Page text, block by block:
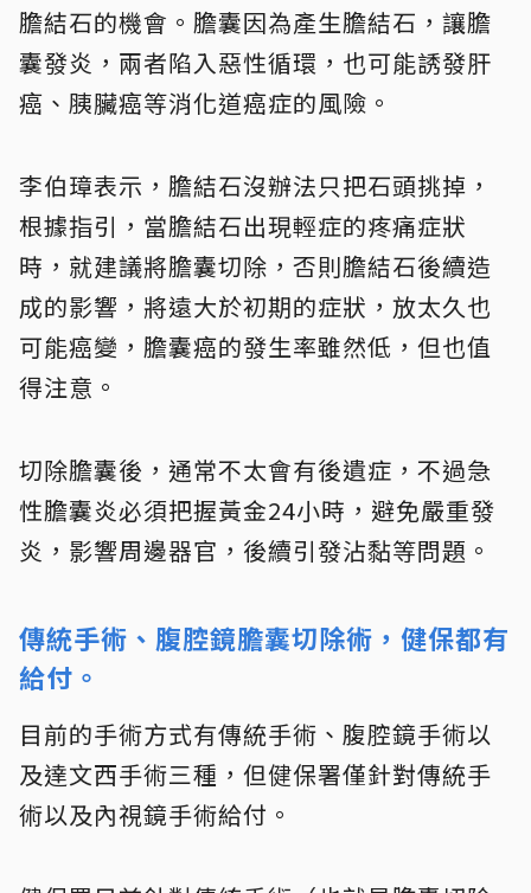
膽結石的機會。膽囊因為產生膽結石，讓膽
囊發炎，兩者陷入惡性循環，也可能誘發肝
癌、胰臟癌等消化道癌症的風險。
李伯璋表示，膽結石沒辦法只把石頭挑掉，
根據指引，當膽結石出現輕症的疼痛症狀
時，就建議將膽囊切除，否則膽結石後續造
成的影響，將遠大於初期的症狀，放太久也
可能癌變，膽囊癌的發生率雖然低，但也值
得注意。
切除膽囊後，通常不太會有後遺症，不過急
性膽囊炎必須把握黃金24小時，避免嚴重發
炎，影響周邊器官，後續引發沾黏等問題。
傳統手術、腹腔鏡膽囊切除術，健保都有
給付。
目前的手術方式有傳統手術、腹腔鏡手術以
及達文西手術三種，但健保署僅針對傳統手
術以及內視鏡手術給付。